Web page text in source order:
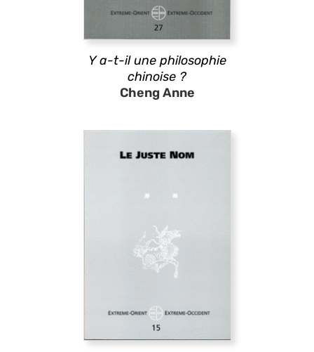
Y a-t-il une philosophie
chinoise ?
Cheng Anne